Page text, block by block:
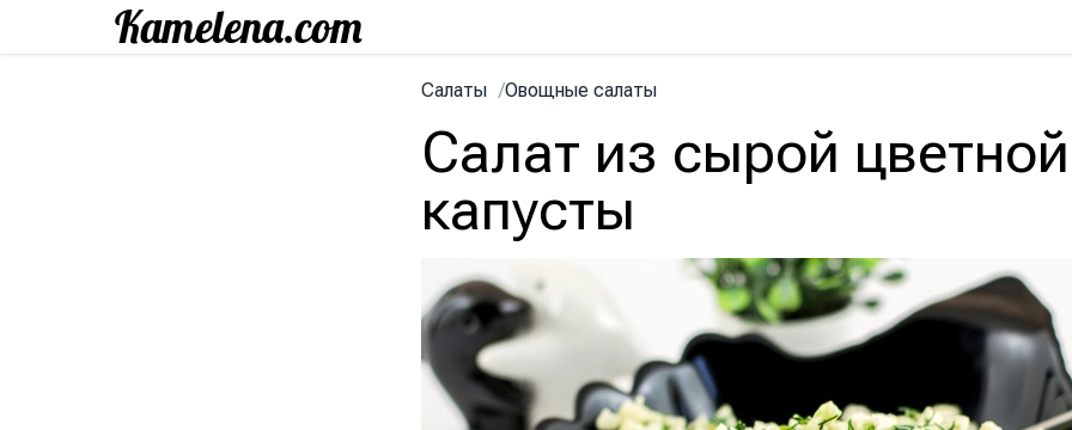
Салаты /Овощные салаты
Салат из сырой цветной
капусты